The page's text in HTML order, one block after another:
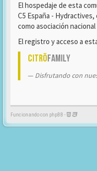
El hospedaje de esta
C5 España -
como asociación
El registro y acceso a
CitröFamily
Disfrutando con
Funcionando con phpBB -